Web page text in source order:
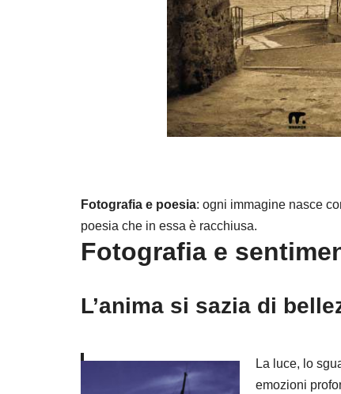
Fotografia e poesia: ogni immagine nasce
poesia che in essa è racchiusa.
Fotografia e
L’anima si sazia di
La luce, lo
emozioni